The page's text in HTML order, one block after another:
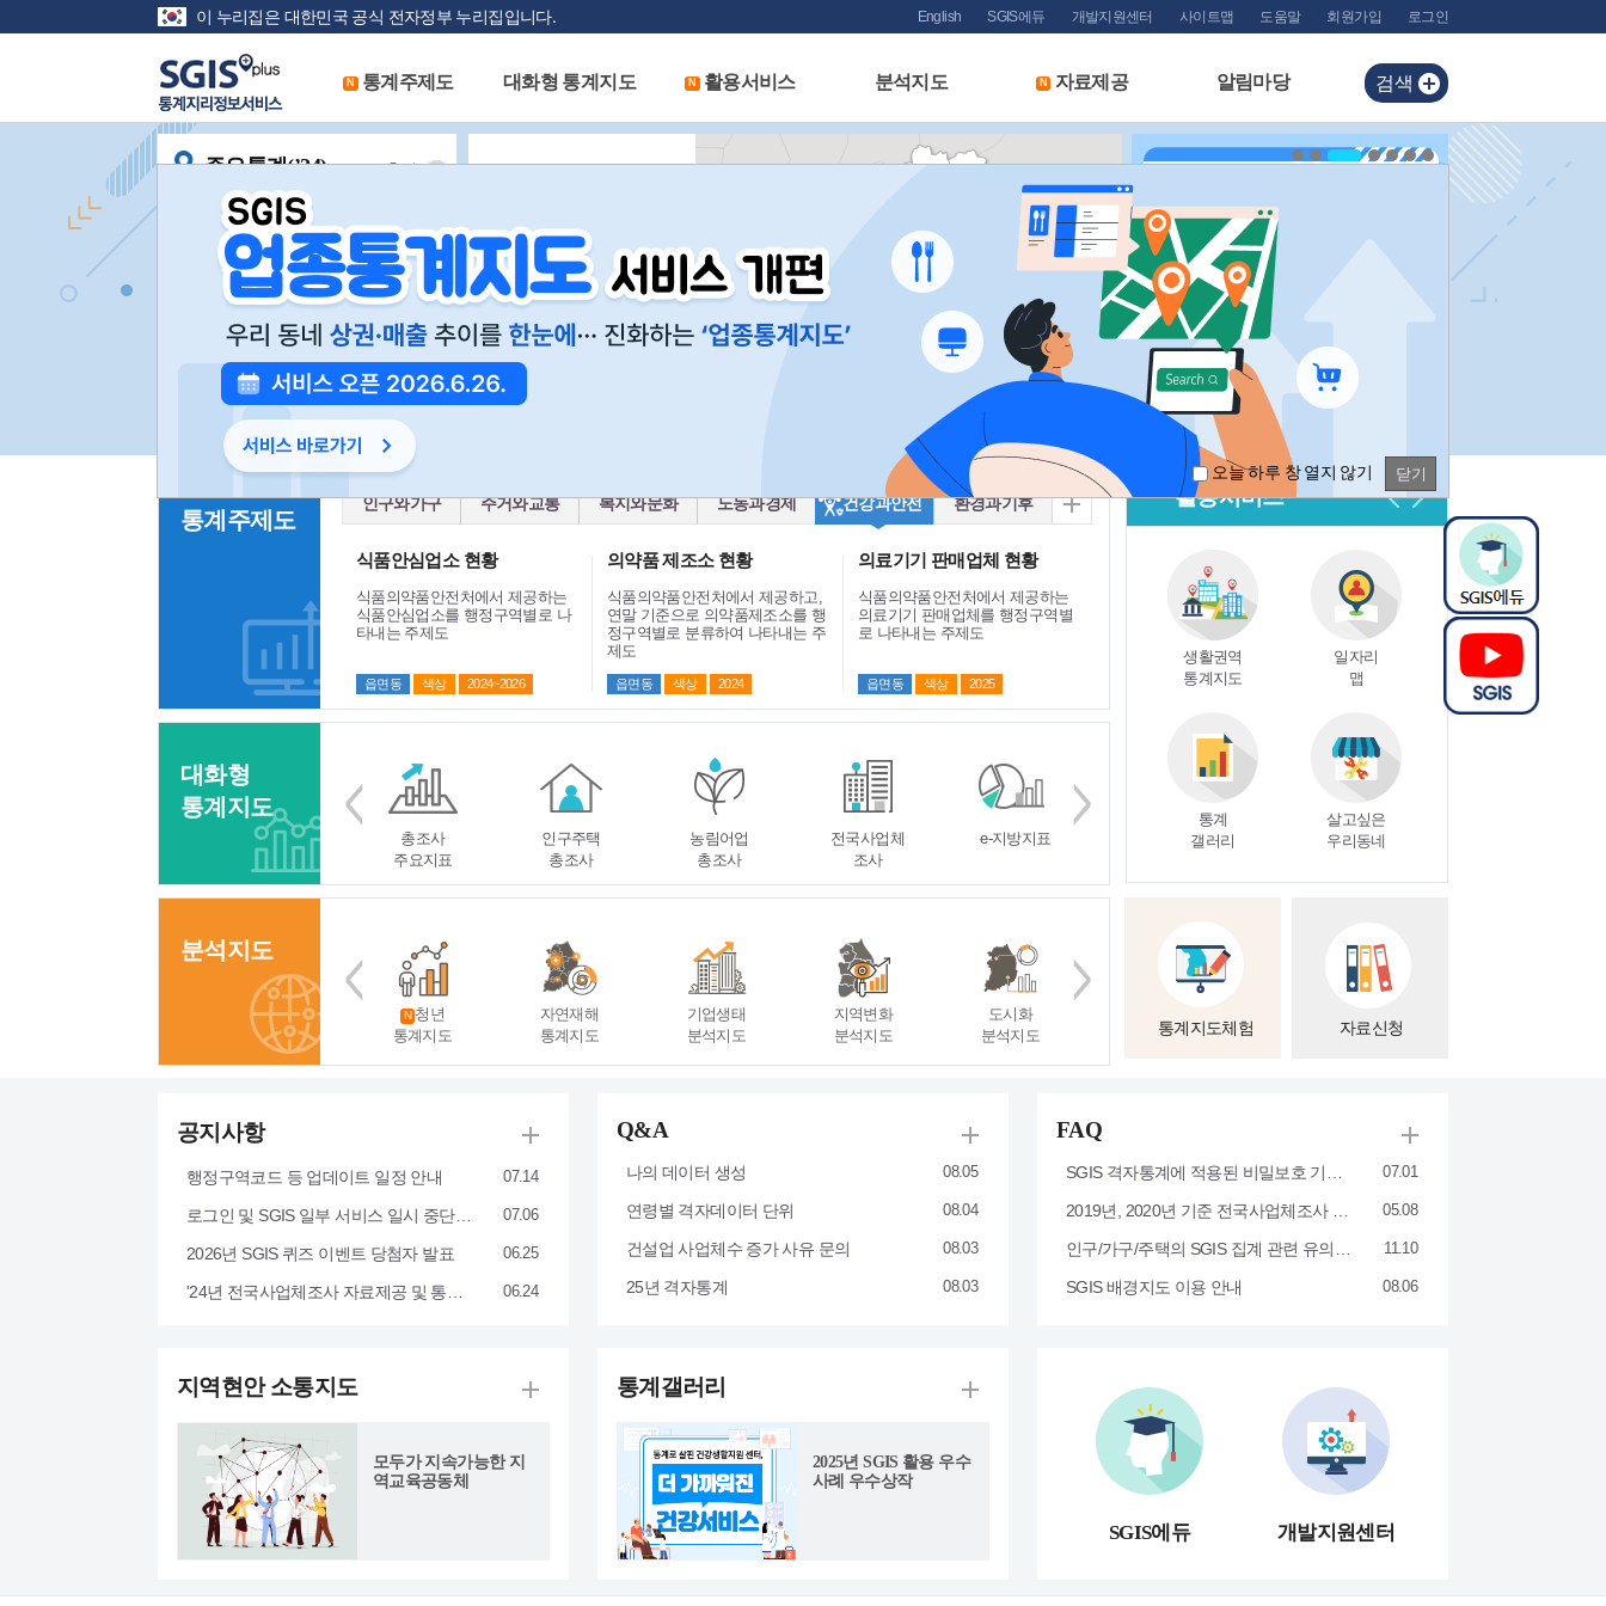
오늘 하루 창 열지 않기 닫기
이 누리집은 대한민국 공식 전자정부 누리집입니다. English SGIS에듀 개발지원센터 사이트맵 도움말 회원가입 로그인
N 통계주제도 대화형 통계지도 N 활용서비스 분석지도 N 자료제공 알림마당 검색
주요통계(’24) 출처
부산광역시 강서구
인구 남자 여자
46,827호
사업체
29,843개
종사자
154,205명
통계주제도
인구와가구 주거와교통 복지와문화 노동과경제 건강과안전 환경과기후
식품안심업소 현황
식품의약품안전처에서 제공하는
식품안심업소를 행정구역별로 나
타내는 주제도
읍면동 색상 2024~2026
의약품 제조소 현황
식품의약품안전처에서 제공하고,
연말 기준으로 의약품제조소를 행
정구역별로 분류하여 나타내는 주
제도
읍면동 색상 2024
의료기기 판매업체 현황
식품의약품안전처에서 제공하는
의료기기 판매업체를 행정구역별
로 나타내는 주제도
읍면동 색상 2025
대화형
통계지도
총조사
주요지표
인구주택
총조사
농림어업
총조사
전국사업체
조사
e-지방지표
분석지도
N 청년
통계지도
자연재해
통계지도
기업생태
분석지도
지역변화
분석지도
도시화
분석지도
시각화지도
시각화지도
활용서비스
생활권역
통계지도
일자리
맵
정책
통계지도
통계
갤러리
살고싶은
우리동네
통계지도체험 자료신청
공지사항
행정구역코드 등 업데이트 일정 안내 07.14
로그인 및 SGIS 일부 서비스 일시 중단 안내('26.7.10.(금) 23:00~7.11.(토) 02:30) 07.06
2026년 SGIS 퀴즈 이벤트 당첨자 발표 06.25
06.24
Q&A
나의 데이터 생성 08.05
연령별 격자데이터 단위 08.04
건설업 사업체수 증가 사유 문의 08.03
25년 격자통계 08.03
FAQ
07.01
05.08
11.10
SGIS 배경지도 이용 안내 08.06
지역현안 소통지도
모두가 지속가능한 지
역교육공동체
통계갤러리
2025년 SGIS 활용 우수
사례 우수상작
SGIS에듀 개발지원센터